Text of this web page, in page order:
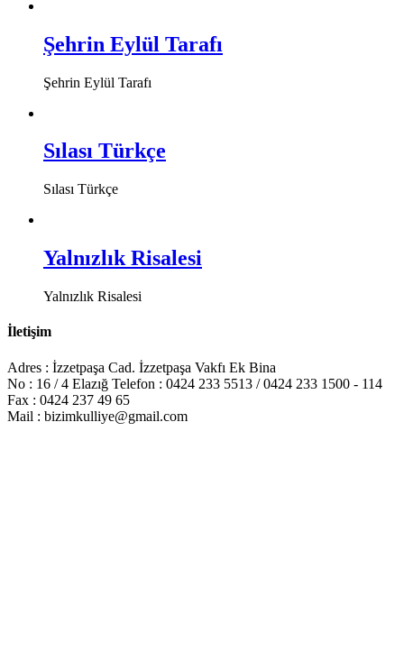
Şehrin Eylül Tarafı
Şehrin Eylül Tarafı
Sılası Türkçe
Sılası Türkçe
Yalnızlık Risalesi
Yalnızlık Risalesi
İletişim
Adres : İzzetpaşa Cad. İzzetpaşa Vakfı Ek Bina
No : 16 / 4 Elazığ Telefon : 0424 233 5513 / 0424 233 1500 - 114
Fax : 0424 237 49 65
Mail : bizimkulliye@gmail.com